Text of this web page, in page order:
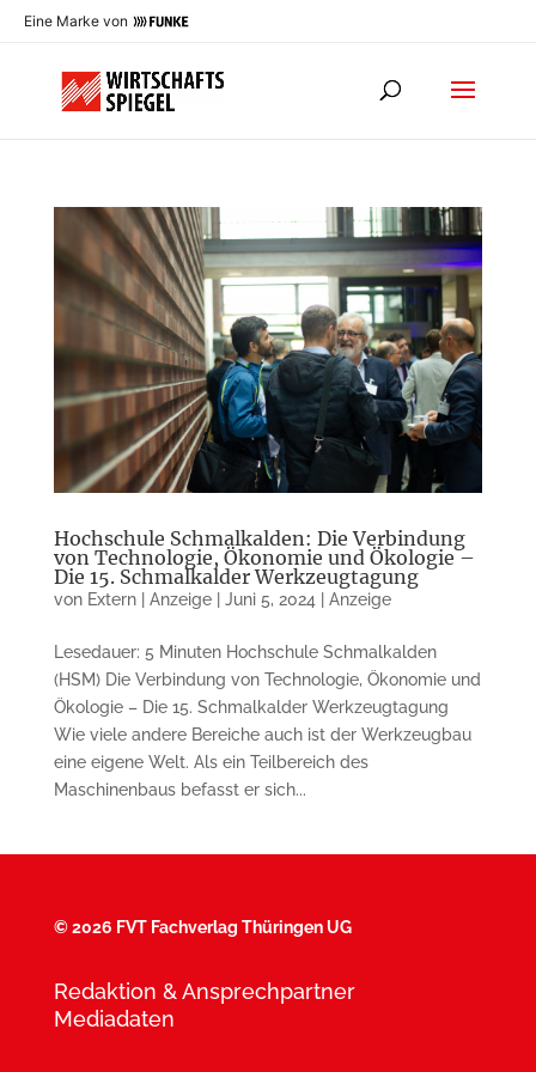
Eine Marke von
Hochschule Schmalkalden: Die Verbindung
von Technologie, Ökonomie und Ökologie –
Die 15. Schmalkalder Werkzeugtagung
von Extern | Anzeige| Juni 5, 2024 Anzeige
Lesedauer: 5 Minuten Hochschule Schmalkalden
(HSM) Die Verbindung von Technologie, Ökonomie und
Ökologie – Die 15. Schmalkalder Werkzeugtagung
Wie viele andere Bereiche auch ist der Werkzeugbau
eine eigene Welt. Als ein Teilbereich des
Maschinenbaus befasst er sich...
©2026 FVT Fachverlag Thüringen UG
Redaktion & Ansprechpartner
Mediadaten